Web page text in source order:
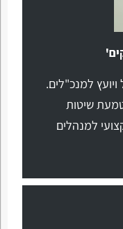
ויועץ למנכ"לים.
שיטות
למנהלים